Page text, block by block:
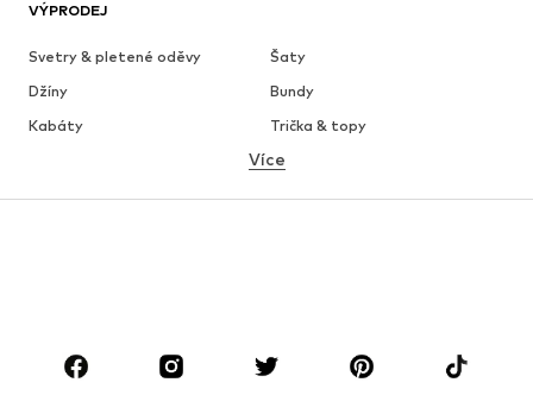
VÝPRODEJ
Svetry & pletené oděvy
Šaty
Džíny
Bundy
Kabáty
Trička & topy
Spodní prádlo
Sukně
Halenky & tuniky
Doplňky
Premium
Více